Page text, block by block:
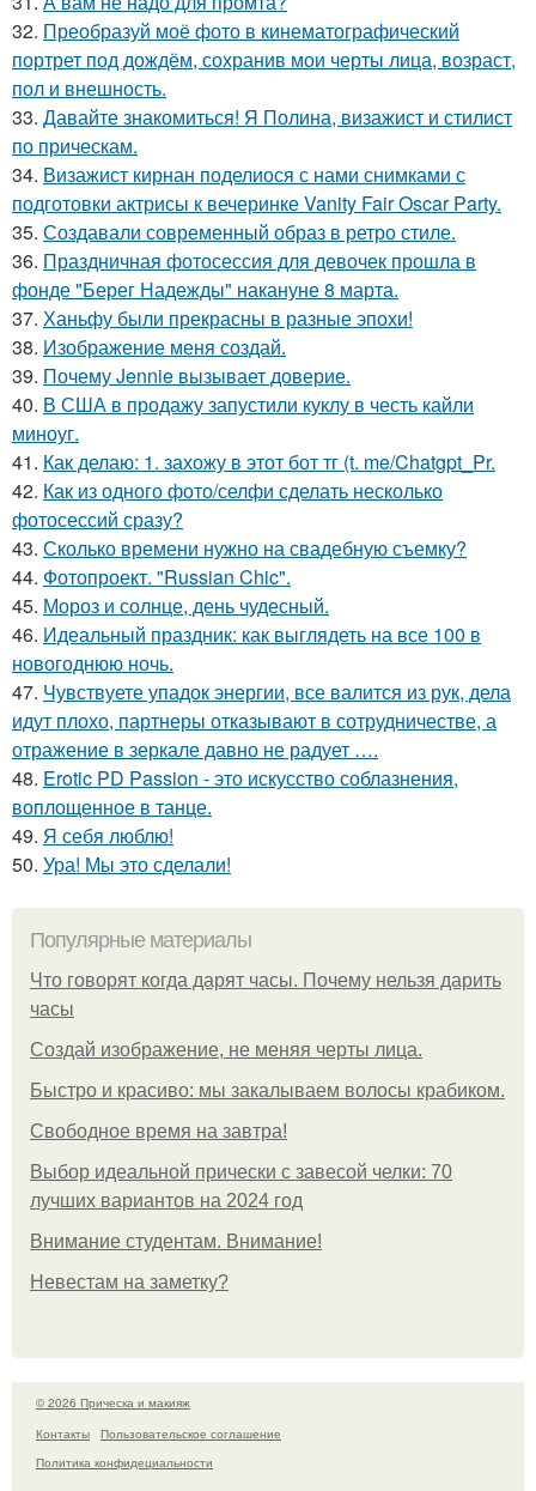
32. Преобразуй моё фото в кинематографический
портрет под дождём, сохранив мои черты лица, возраст,
пол и внешность.
33. Давайте знакомиться! Я Полина, визажист и стилист
по прическам.
34. Визажист кирнан поделиося с нами снимками с
подготовки актрисы к вечеринке Vanity Fair Oscar Party.
35. Создавали современный образ в ретро стиле.
36. Праздничная фотосессия для девочек прошла в
фонде "Берег Надежды" накануне 8 марта.
37. Ханьфу были прекрасны в разные эпохи!
38. Изображение меня создай.
39. Почему Jennie вызывает доверие.
40. В США в продажу запустили куклу в честь кайли
миноуг.
41. Как делаю: 1. захожу в этот бот тг (t. me/Chatgpt_Pr.
42. Как из одного фото/селфи сделать несколько
фотосессий сразу?
43. Сколько времени нужно на свадебную съемку?
44. Фотопроект. "Russian Chic".
45. Мороз и солнце, день чудесный.
46. Идеальный праздник: как выглядеть на все 100 в
новогоднюю ночь.
47. Чувствуете упадок энергии, все валится из рук, дела
идут плохо, партнеры отказывают в сотрудничестве, а
отражение в зеркале давно не радует ….
48. Erotic PD Passion - это искусство соблазнения,
воплощенное в танце.
49. Я себя люблю!
50. Ура! Мы это сделали!
Популярные материалы
Что говорят когда дарят часы. Почему нельзя дарить
часы
Создай изображение, не меняя черты лица.
Быстро и красиво: мы закалываем волосы крабиком.
Свободное время на завтра!
Выбор идеальной прически с завесой челки: 70
лучших вариантов на 2024 год
Внимание студентам. Внимание!
Невестам на заметку?
© 2026 Прическа и макияж
Контакты
Пользовательское соглашение
Политика конфидециальности